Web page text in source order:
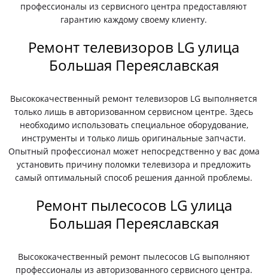
профессионалы из сервисного центра предоставляют
гарантию каждому своему клиенту.
Ремонт телевизоров LG улица
Большая Переяславская
Высококачественный ремонт телевизоров LG выполняется
только лишь в авторизованном сервисном центре. Здесь
необходимо использовать специальное оборудование,
инструменты и только лишь оригинальные запчасти.
Опытный профессионал может непосредственно у вас дома
установить причину поломки телевизора и предложить
самый оптимальный способ решения данной проблемы.
Ремонт пылесосов LG улица
Большая Переяславская
Высококачественный ремонт пылесосов LG выполняют
профессионалы из авторизованного сервисного центра.